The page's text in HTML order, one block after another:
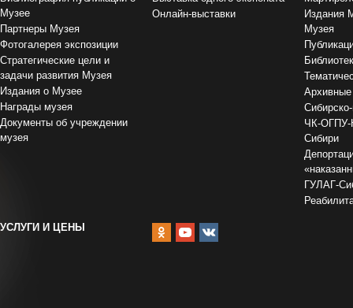
Музее
Партнеры Музея
Фотогалерея экспозиции
Стратегические цели и
задачи развития Музея
Издания о Музее
Награды музея
Документы об учреждении
музея
Онлайн-выставки
Издания
Музея
ЧК-
Сибири
ГУЛАГ-
УСЛУГИ И ЦЕНЫ